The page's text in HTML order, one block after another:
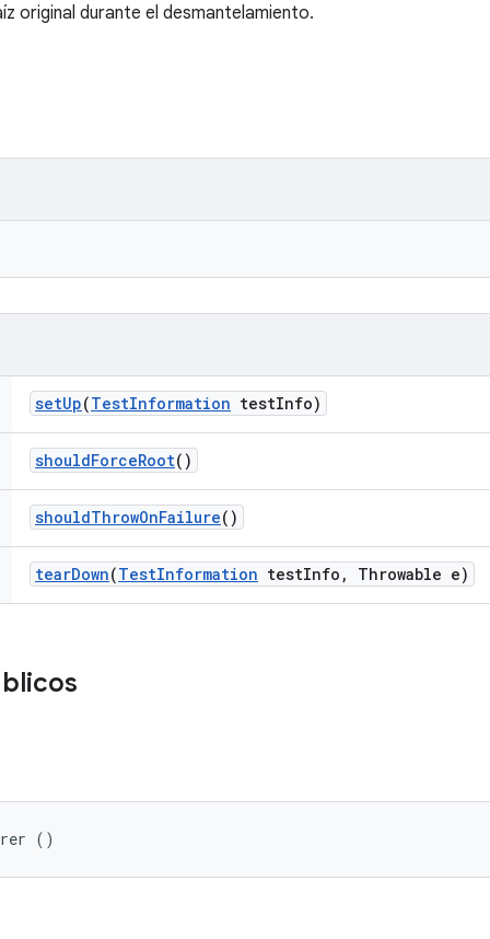
original durante el desmantelamiento.
setUp(TestInformation testInfo)
shouldForceRoot()
shouldThrowOnFailure()
tearDown(TestInformation testInfo , Throwable e)
()